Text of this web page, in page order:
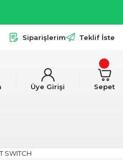
Siparişlerim Teklif İste
Üye Girişi Sepet
SWITCH